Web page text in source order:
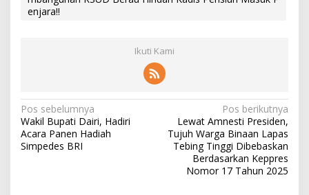
enjara!!
Ikuti Kami
N
a
v
Pos sebelumnya
Wakil Bupati Dairi, Hadiri
Acara Panen Hadiah
Simpedes BRI
Pos berikutnya
Lewat Amnesti Presiden,
Tujuh Warga Binaan Lapas
Tebing Tinggi Dibebaskan
Berdasarkan Keppres
Nomor 17 Tahun 2025